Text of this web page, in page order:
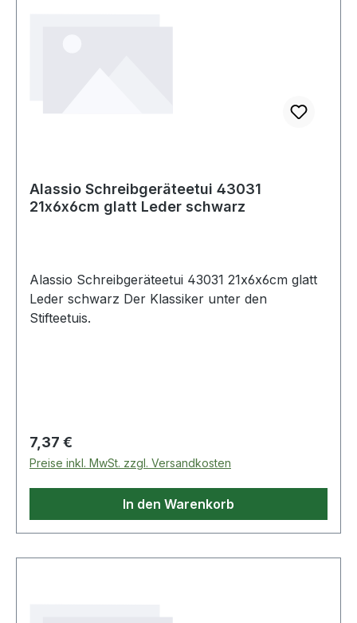
Alassio Schreibgeräteetui 43031
21x6x6cm glatt Leder schwarz
Alassio Schreibgeräteetui 43031 21x6x6cm glatt
Leder schwarz Der Klassiker unter den
Stifteetuis.
Regulärer Preis:
7,37 €
Preise inkl. MwSt. zzgl. Versandkosten
In den Warenkorb